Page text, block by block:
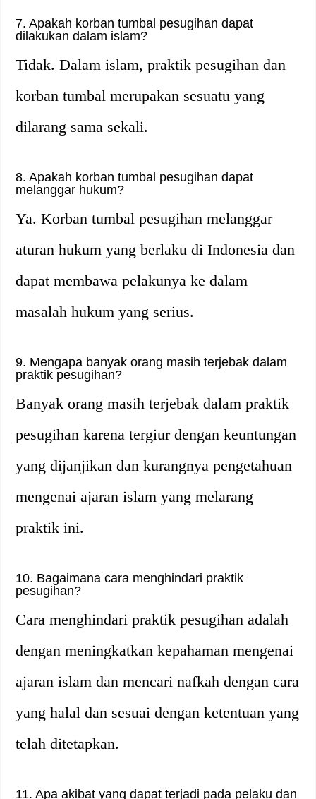
7. Apakah korban tumbal pesugihan dapat
dilakukan dalam islam?
Tidak. Dalam islam, praktik pesugihan dan
korban tumbal merupakan sesuatu yang
dilarang sama sekali.
8. Apakah korban tumbal pesugihan dapat
melanggar hukum?
Ya. Korban tumbal pesugihan melanggar
aturan hukum yang berlaku di Indonesia dan
dapat membawa pelakunya ke dalam
masalah hukum yang serius.
9. Mengapa banyak orang masih terjebak dalam
praktik pesugihan?
Banyak orang masih terjebak dalam praktik
pesugihan karena tergiur dengan keuntungan
yang dijanjikan dan kurangnya pengetahuan
mengenai ajaran islam yang melarang
praktik ini.
10. Bagaimana cara menghindari praktik
pesugihan?
Cara menghindari praktik pesugihan adalah
dengan meningkatkan kepahaman mengenai
ajaran islam dan mencari nafkah dengan cara
yang halal dan sesuai dengan ketentuan yang
telah ditetapkan.
11. Apa akibat yang dapat terjadi pada pelaku dan